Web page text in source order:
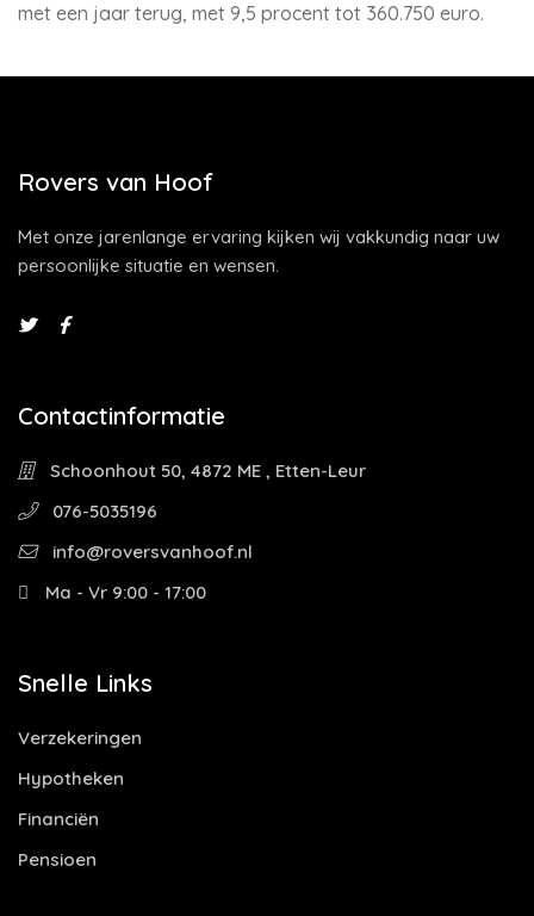
met een jaar terug, met 9,5 procent tot 360.750 euro.
Rovers van Hoof
Met onze jarenlange ervaring kijken wij vakkundig naar uw
persoonlijke situatie en wensen.
Contactinformatie
Schoonhout 50, 4872 ME , Etten-Leur
076-5035196
info@roversvanhoof.nl
Ma - Vr 9:00 - 17:00
Snelle Links
Verzekeringen
Hypotheken
Financiën
Pensioen